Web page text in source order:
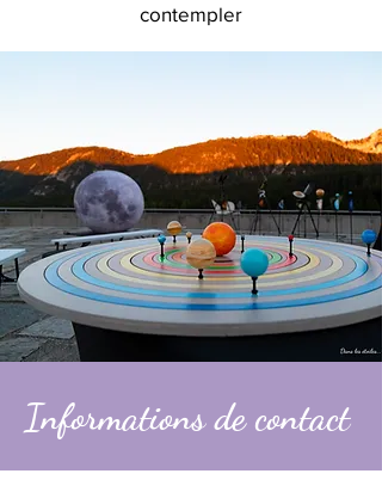
contempler
Informations de contact